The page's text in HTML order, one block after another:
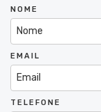
NOME
EMAIL
TELEFONE